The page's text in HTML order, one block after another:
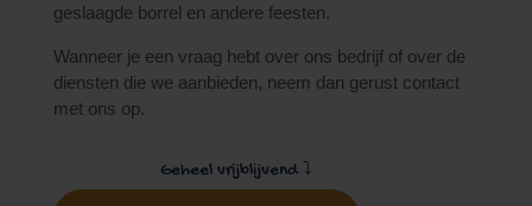
geslaagde borrel en andere feesten.
Wanneer je een vraag hebt over ons bedrijf of over de
diensten die we aanbieden, neem dan gerust contact
met ons op.
Geheel vrijblijvend ⤵